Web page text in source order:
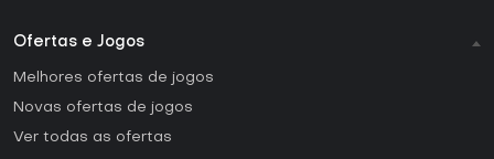
Ofertas e Jogos
Melhores ofertas de jogos
Novas ofertas de jogos
Ver todas as ofertas